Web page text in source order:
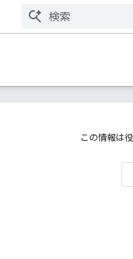
この情報は